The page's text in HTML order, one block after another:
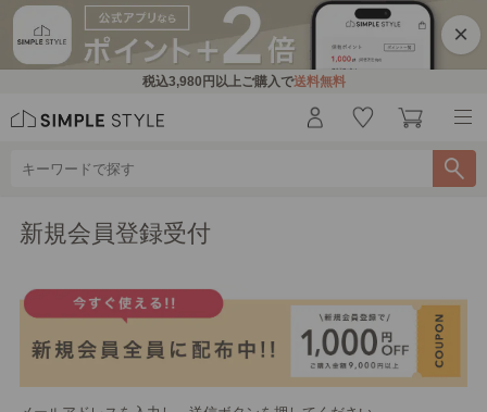
×
税込3,980円 以上ご購入で送料無料
新規会員登録受付